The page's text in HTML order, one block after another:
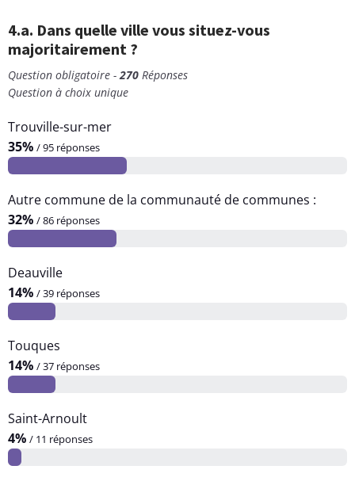
4.a. Dans quelle ville vous situez-vous
majoritairement ?
Question obligatoire -270 Réponses
Question à choix unique
Trouville-sur-mer
35% / 95 réponses
Autre commune de la communauté de communes :
32% / 86 réponses
Deauville
14% / 39 réponses
Touques
14% / 37 réponses
Saint-Arnoult
4% / 11 réponses